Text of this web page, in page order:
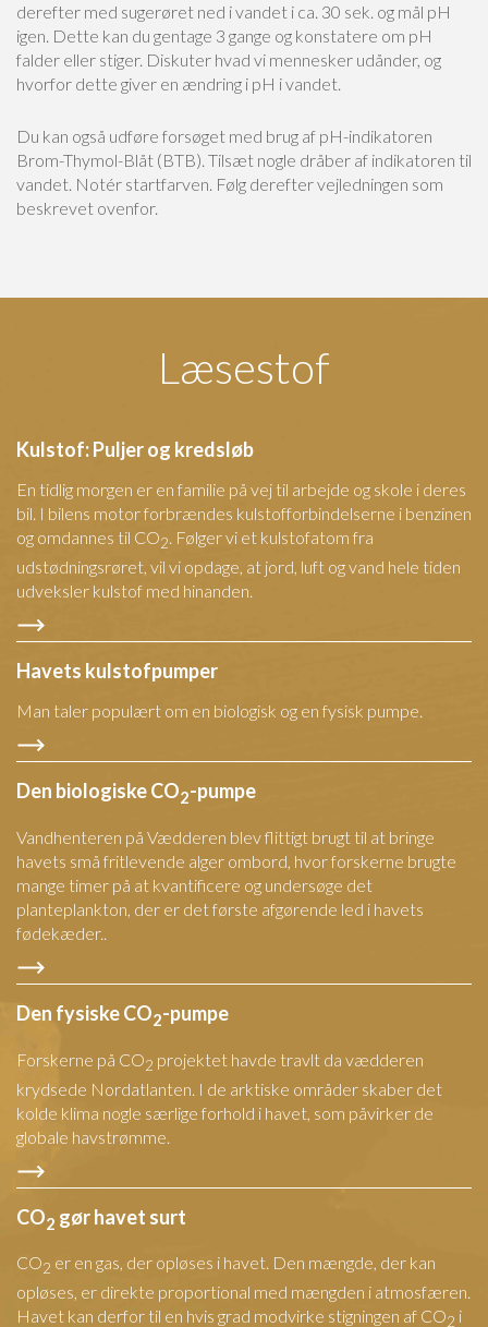
derefter med sugerøret ned i vandet i ca. 30 sek. og mål pH
igen. Dette kan du gentage 3 gange og konstatere om pH
falder eller stiger. Diskuter hvad vi mennesker udånder, og
hvorfor dette giver en ændring i pH i vandet.
Du kan også udføre forsøget med brug af pH-indikatoren
Brom-Thymol-Blåt (BTB). Tilsæt nogle dråber af indikatoren til
vandet. Notér startfarven. Følg derefter vejledningen som
beskrevet ovenfor.
Læsestof
Kulstof: Puljer og kredsløb
En tidlig morgen er en familie på vej til arbejde og skole i deres
bil. I bilens motor forbrændes kulstofforbindelserne i benzinen
og omdannes til CO2. Følger vi et kulstofatom fra
udstødningsrøret, vil vi opdage, at jord, luft og vand hele tiden
udveksler kulstof med hinanden.
Havets kulstofpumper
Man taler populært om en biologisk og en fysisk pumpe.
Den biologiske CO2-pumpe
Vandhenteren på Vædderen blev flittigt brugt til at bringe
havets små fritlevende alger ombord, hvor forskerne brugte
mange timer på at kvantificere og undersøge det
planteplankton, der er det første afgørende led i havets
fødekæder..
Den fysiske CO2-pumpe
Forskerne på CO2 projektet havde travlt da vædderen
krydsede Nordatlanten. I de arktiske områder skaber det
kolde klima nogle særlige forhold i havet, som påvirker de
globale havstrømme.
CO2 gør havet surt
CO2 er en gas, der opløses i havet. Den mængde, der kan
opløses, er direkte proportional med mængden i atmosfæren.
Havet kan derfor til en hvis grad modvirke stigningen af CO2 i